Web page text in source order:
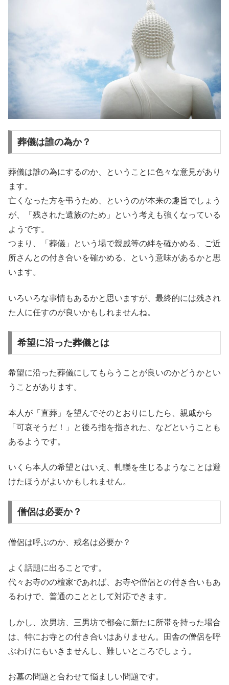
葬儀は誰の為か？
葬儀は誰の為にするのか、ということに色々な意見があり
ます。
亡くなった方を弔うため、というのが本来の趣旨でしょう
が、「残された遺族のため」という考えも強くなっている
ようです。
つまり、「葬儀」という場で親戚等の絆を確かめる、ご近
所さんとの付き合いを確かめる、という意味があるかと思
います。
いろいろな事情もあるかと思いますが、最終的には残され
た人に任すのが良いかもしれませんね。
希望に沿った葬儀とは
希望に沿った葬儀にしてもらうことが良いのかどうかとい
うことがあります。
本人が「直葬」を望んでそのとおりにしたら、親戚から
「可哀そうだ！」と後ろ指を指された、などということも
あるようです。
いくら本人の希望とはいえ、軋轢を生じるようなことは避
けたほうがよいかもしれません。
僧侶は必要か？
僧侶は呼ぶのか、戒名は必要か？
よく話題に出ることです。
代々お寺のの檀家であれば、お寺や僧侶との付き合いもあ
るわけで、普通のこととして対応できます。
しかし、次男坊、三男坊で都会に新たに所帯を持った場合
は、特にお寺との付き合いはありません。田舎の僧侶を呼
ぶわけにもいきませんし、難しいところでしょう。
お墓の問題と合わせて悩ましい問題です。